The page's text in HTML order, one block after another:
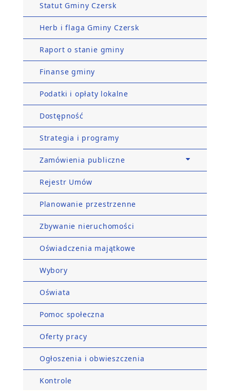
Statut Gminy Czersk
Herb i flaga Gminy Czersk
Raport o stanie gminy
Finanse gminy
Podatki i opłaty lokalne
Dostępność
Strategia i programy
Zamówienia publiczne
Rejestr Umów
Planowanie przestrzenne
Zbywanie nieruchomości
Oświadczenia majątkowe
Wybory
Oświata
Pomoc społeczna
Oferty pracy
Ogłoszenia i obwieszczenia
Kontrole